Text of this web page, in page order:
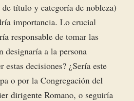
de título y categoría de nobleza)
importancia. Lo crucial
responsable de tomar las
designaría a la persona
estas decisiones? ¿Sería este
o por la Congregación del
dirigente Romano, o seguiría